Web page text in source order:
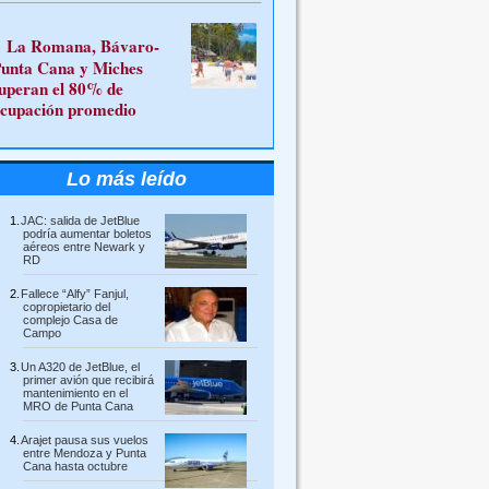
La Romana, Bávaro-
Cana y Miches
el 80% de
promedio
Lo más leído
JAC: salida de JetBlue
podría aumentar boletos
aéreos entre Newark y
RD
Fallece “Alfy” Fanjul,
copropietario del
complejo Casa de
Campo
Un A320 de JetBlue, el
primer avión que recibirá
mantenimiento en el
MRO de Punta Cana
Arajet pausa sus vuelos
entre Mendoza y Punta
Cana hasta octubre